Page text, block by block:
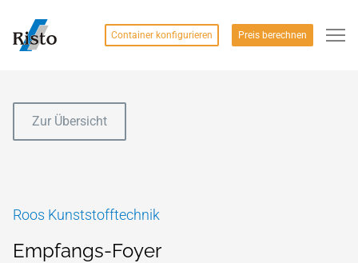
Container konfigurieren Preis berechnen
Zur Übersicht
Roos Kunststofftechnik
Empfangs-Foyer